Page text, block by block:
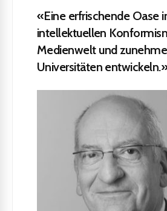
«Eine erfrischende Oase
intellektuellen
Medienwelt und
Universitäten entwickeln.»